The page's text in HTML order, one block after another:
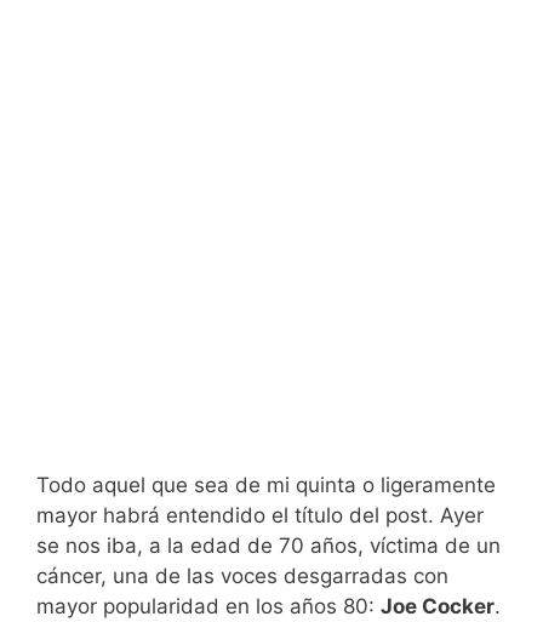
Todo aquel que sea de mi quinta o ligeramente
mayor habrá entendido el título del post. Ayer
se nos iba, a la edad de 70 años, víctima de un
cáncer, una de las voces desgarradas con
mayor popularidad en los años 80: Joe Cocker.